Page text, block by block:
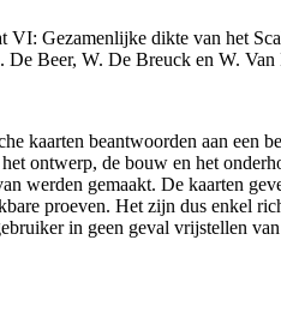
Gezamenlijke dikte van het
De Beer, W. De Breuck en W. Van
kaarten beantwoorden aan een
ontwerp, de bouw en het
gemaakt. De kaarten
proeven. Het zijn dus enkel
in geen geval vrijstellen